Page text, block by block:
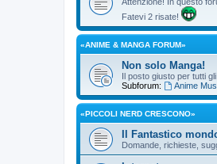
Fatevi 2 risate!
«ANIME & MANGA FORUM»
Non solo Manga!
Il posto giusto per tutti
Subforum:
Anime
«PICCOLI NERD CRESCONO»
Il Fantastico
Domande, richieste,